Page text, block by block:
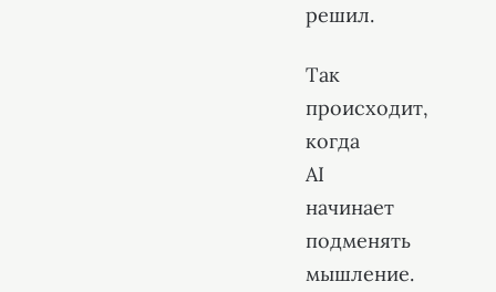
решил.
Так
происходит,
когда
AI
начинает
подменять
мышление.